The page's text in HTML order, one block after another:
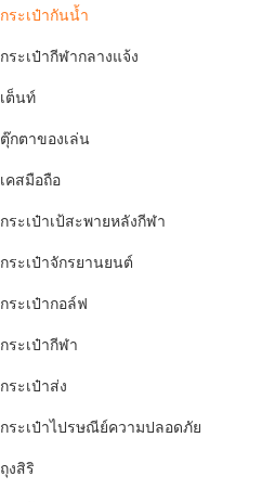
กระเป๋ากันน้ำ
กระเป๋ากีฬากลางแจ้ง
เต็นท์
ตุ๊กตาของเล่น
เคสมือถือ
กระเป๋าเป้สะพายหลังกีฬา
กระเป๋าจักรยานยนต์
กระเป๋ากอล์ฟ
กระเป๋ากีฬา
กระเป๋าส่ง
กระเป๋าไปรษณีย์ความปลอดภัย
ถุงสิริ